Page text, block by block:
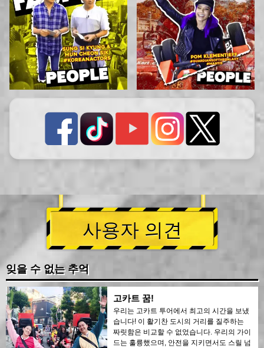
사용자 의견
잊을 수 없는 추억
고카트 꿈!
우리는 고카트 투어에서 최고의 시간을 보냈
습니다! 이 활기찬 도시의 거리를 질주하는
짜릿함은 비교할 수 없었습니다. 우리의 가이
드는 훌륭했으며, 안전을 지키면서도 스릴 넘